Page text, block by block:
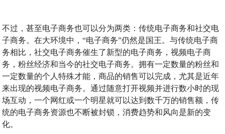
不过，甚至电子商务也可以分为两类：传统电子商务和社交电
子商务。在大环境中，“电子商务”仍然是国王。与传统电子商
务相比，社交电子商务催生了新型的电子商务，视频电子商
务，粉丝经济和当今的社交电子商务。拥有一定数量的粉丝和
一定数量的个人特殊才能，商品的销售可以完成，尤其是近年
来出现的视频电子商务。通过随意打开视频并进行数小时的现
场互动，一个网红或一个明星就可以达到数千万的销售额，传
统的电子商务资源也不断被封锁，消费趋势和风向是新的变
化。